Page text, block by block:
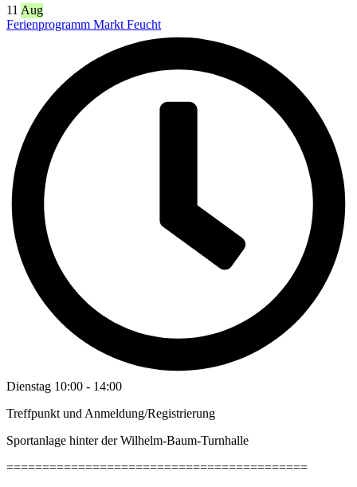
11 Aug
Ferienprogramm Markt Feucht
Dienstag 10:00 - 14:00
Treffpunkt und Anmeldung/Registrierung
Sportanlage hinter der Wilhelm-Baum-Turnhalle
==========================================